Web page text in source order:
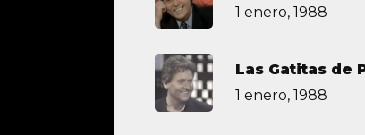
1 enero, 1988
Las Gatitas de
1 enero, 1988